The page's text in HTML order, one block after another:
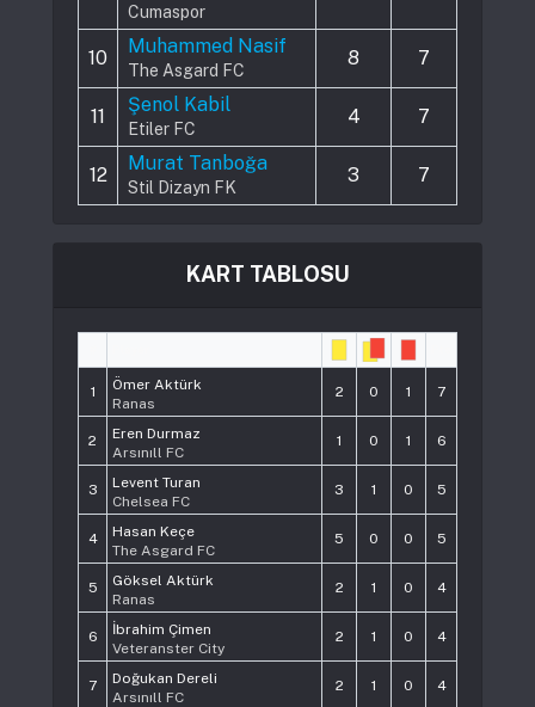
Cumaspor
10
Muhammed Nasif
The Asgard FC
8 7
11
Şenol Kabil
Etiler FC
4 7
12
Murat Tanboğa
Stil Dizayn FK
3 7
KART TABLOSU
1
Ömer Aktürk
Ranas
2 0 1 7
2
Eren Durmaz
Arsınıll FC
1 0 1 6
3
Levent Turan
Chelsea FC
3 1 0 5
4
Hasan Keçe
The Asgard FC
5 0 0 5
5
Göksel Aktürk
Ranas
2 1 0 4
6
İbrahim Çimen
Veteranster City
2 1 0 4
7
Doğukan Dereli
Arsınıll FC
2 1 0 4